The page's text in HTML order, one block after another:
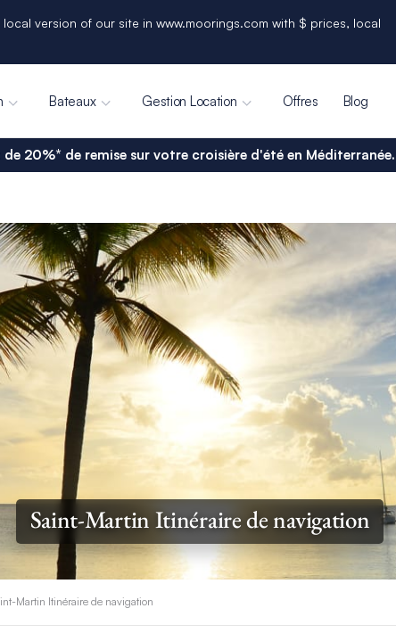
version of our site in www.moorings.com with $ prices, local
Bateaux Gestion Location Offres Blog
de 20%* de remise sur votre croisière d'été en Méditerranée.
Saint-Martin Itinéraire de navigation
Martin Itinéraire de navigation